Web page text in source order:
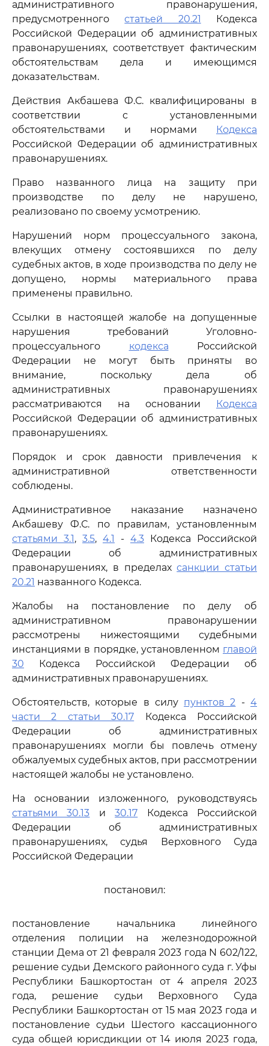
административного правонарушения,
предусмотренногостатьей 20.21 Кодекса
Российской Федерации об административных
правонарушениях, соответствует фактическим
обстоятельствам дела и имеющимся
доказательствам.
Действия Акбашева Ф.С. квалифицированы в
соответствии с установленными
обстоятельствами и нормами
Кодекса
Российской Федерации об административных
правонарушениях.
Право названного лица на защиту при
производстве по делу не нарушено,
реализовано по своему усмотрению.
Нарушений норм процессуального закона,
влекущих отмену состоявшихся по делу
судебных актов, в ходе производства по делу не
допущено, нормы материального права
применены правильно.
Ссылки в настоящей жалобе на допущенные
нарушения требований Уголовно-
процессуального кодекса Российской
Федерации не могут быть приняты во
внимание, поскольку дела об
административных правонарушениях
рассматриваются на основании
Кодекса
Российской Федерации об административных
правонарушениях.
Порядок и срок давности привлечения к
административной ответственности
соблюдены.
Административное наказание назначено
Акбашеву Ф.С. по правилам, установленным
статьями 3.1, 3.5, 4.1 - 4.3 Кодекса Российской
Федерации об административных
правонарушениях, в пределахсанкции статьи
20.21 названного Кодекса.
Жалобы на постановление по делу об
административном правонарушении
рассмотрены нижестоящими судебными
инстанциями в порядке, установленном главой
30 Кодекса Российской Федерации об
административных правонарушениях.
Обстоятельств, которые в силу пунктов 2 -4
части 2 статьи 30.17 Кодекса Российской
Федерации об административных
правонарушениях могли бы повлечь отмену
обжалуемых судебных актов, при рассмотрении
настоящей жалобы не установлено.
На основании изложенного, руководствуясь
статьями 30.13 и30.17 Кодекса Российской
Федерации об административных
правонарушениях, судья Верховного Суда
Российской Федерации
постановил:
постановление начальника линейного
отделения полиции на железнодорожной
станции Дема от 21 февраля 2023 года N 602/122,
решение судьи Демского районного суда г. Уфы
Республики Башкортостан от 4 апреля 2023
года, решение судьи Верховного Суда
Республики Башкортостан от 15 мая 2023 года и
постановление судьи Шестого кассационного
суда общей юрисдикции от 14 июля 2023 года,